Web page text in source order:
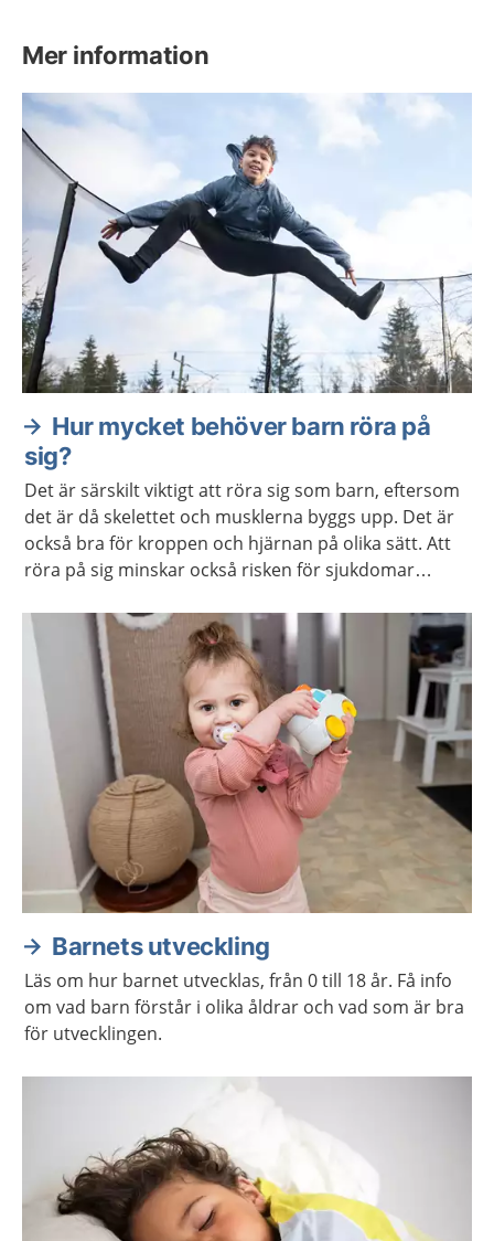
Mer information
Hur mycket behöver barn röra på
sig?
Det är särskilt viktigt att röra sig som barn, eftersom
det är då skelettet och musklerna byggs upp. Det är
också bra för kroppen och hjärnan på olika sätt. Att
röra på sig minskar också risken för sjukdomar
Barnets utveckling
Läs om hur barnet utvecklas, från 0 till 18 år. Få info
om vad barn förstår i olika åldrar och vad som är bra
för utvecklingen.